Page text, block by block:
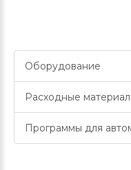
Оборудование
Расходные
Программы для